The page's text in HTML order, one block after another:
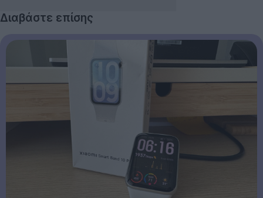
Διαβάστε επίσης